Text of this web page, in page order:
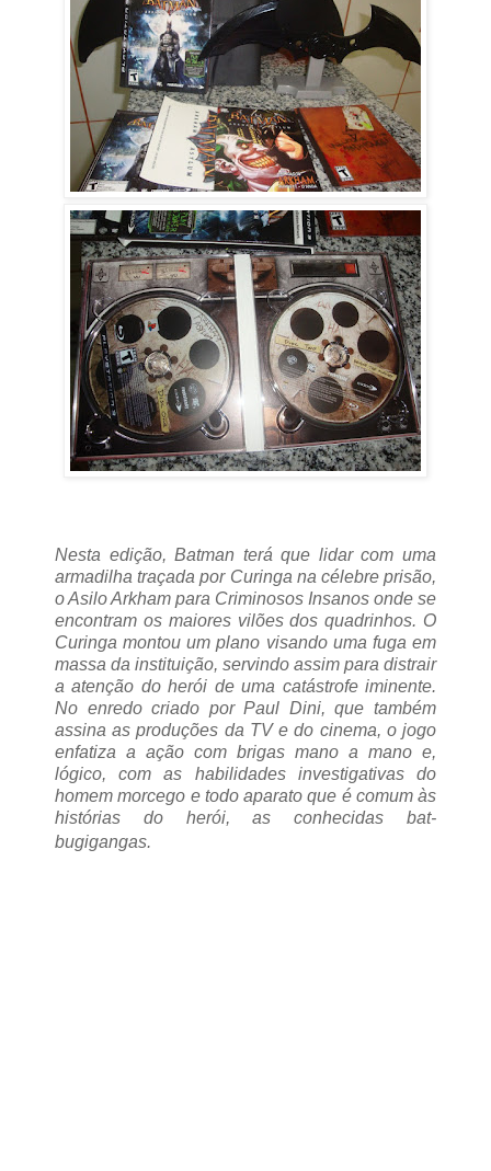
Nesta edição, Batman terá que lidar com uma
armadilha traçada por Curinga na célebre prisão,
o Asilo Arkham para Criminosos Insanos onde se
encontram os maiores vilões dos quadrinhos. O
Curinga montou um plano visando uma fuga em
massa da instituição, servindo assim para distrair
a atenção do herói de uma catástrofe iminente.
No enredo criado por Paul Dini, que também
assina as produções da TV e do cinema, o jogo
enfatiza a ação com brigas mano a mano e,
lógico, com as habilidades investigativas do
homem morcego e todo aparato que é comum às
histórias do herói, as conhecidas bat-
bugigangas.